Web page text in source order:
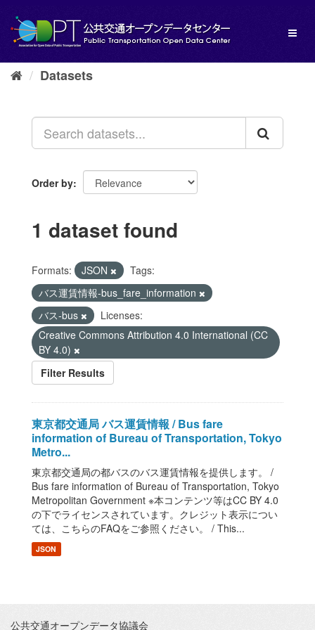
content
Datasets
Order by
1 dataset found
Formats: JSON
Tags:
バス運賃情報-bus_fare_information
バス-bus
Licenses:
Creative Commons Attribution 4.0 International (CC
BY 4.0)
Filter Results
東京都交通局 バス運賃情報 / Bus fare
information of Bureau of Transportation, Tokyo
Metro...
東京都交通局の都バスのバス運賃情報を提供します。 /
Bus fare information of Bureau of Transportation, Tokyo
Metropolitan Government ※本コンテンツ等はCC BY 4.0
の下でライセンスされています。クレジット表示につい
ては、こちらのFAQをご参照ください。 / This...
JSON
公共交通オープンデータ協議会